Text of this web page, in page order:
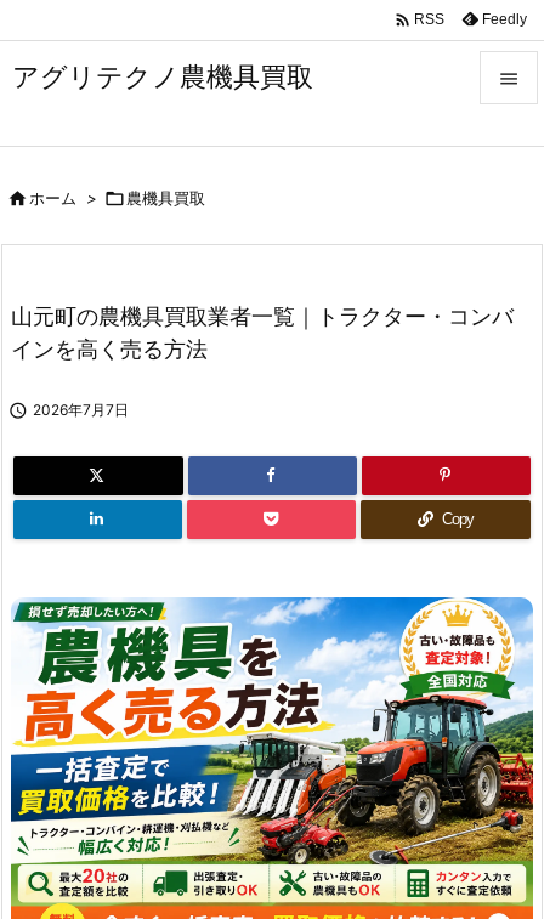
アグリテクノ農機具買取 


 RSS Feedly
ホーム > 農機具買取
山元町の農機具買取業者一覧｜トラクター・コンバ
インを高く売る方法
 2026年7月7日
Copy